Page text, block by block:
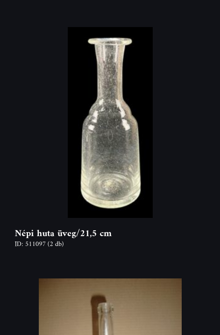
Népi huta üveg/21,5 cm
ID: 511097(2 db)